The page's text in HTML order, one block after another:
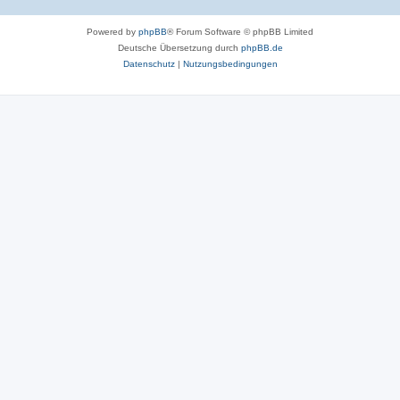
Powered by phpBB® Forum Software © phpBB Limited
Deutsche Übersetzung durch phpBB.de
Datenschutz| Nutzungsbedingungen